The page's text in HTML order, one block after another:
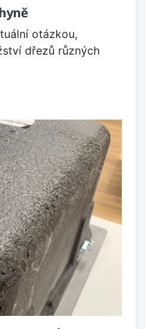
otázkou,
dřezů různých